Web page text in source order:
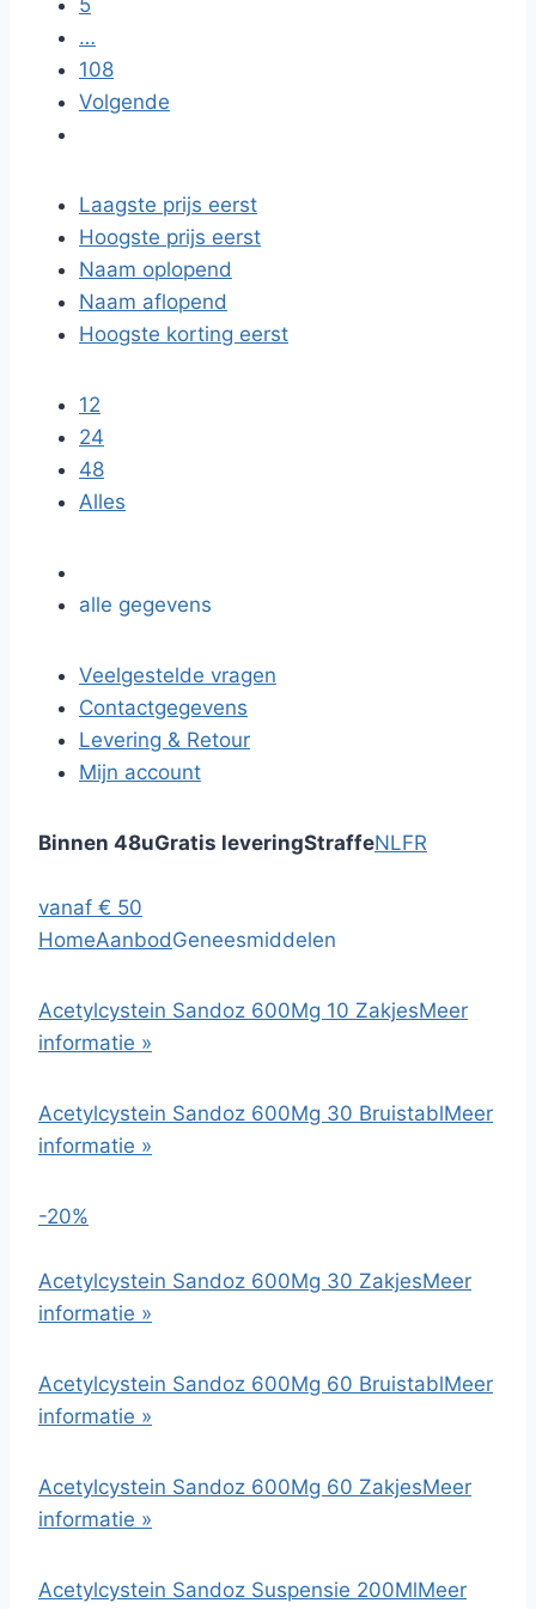
5
…
108
Volgende
Laagste prijs eerst
Hoogste prijs eerst
Naam oplopend
Naam aflopend
Hoogste korting eerst
12
24
48
Alles
alle gegevens
Veelgestelde vragen
Contactgegevens
Levering & Retour
Mijn account
Binnen 48uGratis leveringStraffeNLFR
vanaf € 50
HomeAanbodGeneesmiddelen
Acetylcystein Sandoz 600Mg 10 ZakjesMeer
informatie »
Acetylcystein Sandoz 600Mg 30 BruistablMeer
informatie »
-20%
Acetylcystein Sandoz 600Mg 30 ZakjesMeer
informatie »
Acetylcystein Sandoz 600Mg 60 BruistablMeer
informatie »
Acetylcystein Sandoz 600Mg 60 ZakjesMeer
informatie »
Acetylcystein Sandoz Suspensie 200MlMeer